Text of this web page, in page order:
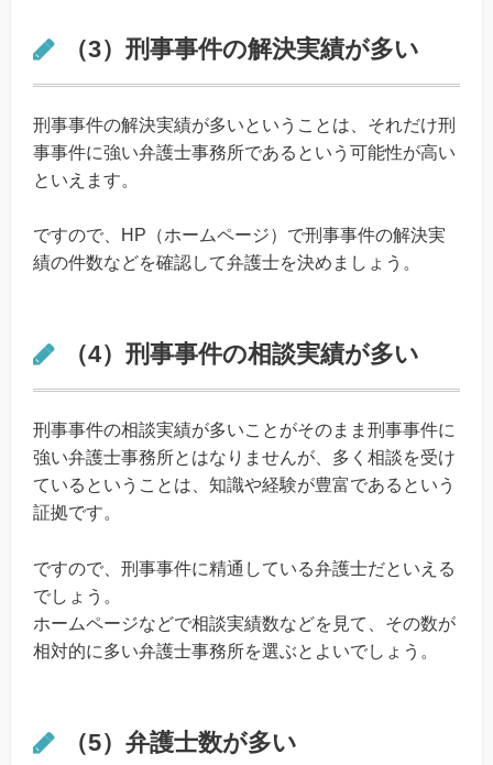
（3）刑事事件の解決実績が多い
刑事事件の解決実績が多いということは、それだけ刑
事事件に強い弁護士事務所であるという可能性が高い
といえます。
ですので、HP（ホームページ）で刑事事件の解決実
績の件数などを確認して弁護士を決めましょう。
（4）刑事事件の相談実績が多い
刑事事件の相談実績が多いことがそのまま刑事事件に
強い弁護士事務所とはなりませんが、多く相談を受け
ているということは、知識や経験が豊富であるという
証拠です。
ですので、刑事事件に精通している弁護士だといえる
でしょう。
ホームページなどで相談実績数などを見て、その数が
相対的に多い弁護士事務所を選ぶとよいでしょう。
（5）弁護士数が多い